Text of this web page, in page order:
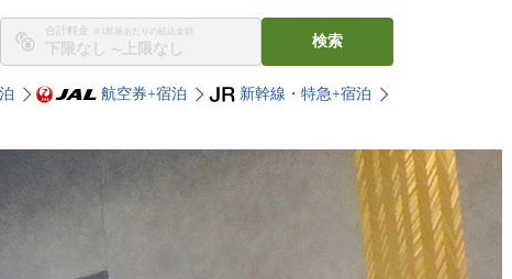
合計料金 ※1部屋あたりの税込金額
〜
検索
航空券+宿泊 新幹線・特急+宿泊